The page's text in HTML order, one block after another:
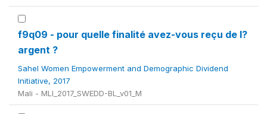
f9q09 - pour quelle finalité avez-vous reçu de l?
argent ?
Sahel Women Empowerment and Demographic Dividend
Initiative, 2017
Mali - MLI_2017_SWEDD-BL_v01_M